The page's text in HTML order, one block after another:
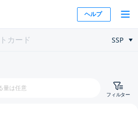
ヘルプ
カード SSP
フィルター